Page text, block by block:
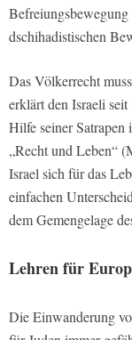
dschihadistischen
Das Völkerrecht
erklärt den Israeli
Hilfe seiner
„Recht und Leben“
Israel sich für das
einfachen
dem Gemengelage
Lehren für
Die Einwanderung